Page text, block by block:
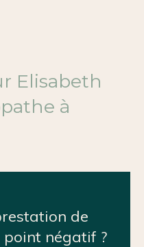
Elisabeth
à
de
négatif ?